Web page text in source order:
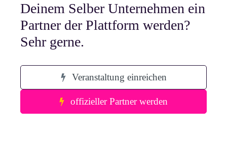
Deinem Selber Unternehmen ein
Partner der Plattform werden?
Sehr gerne.
Veranstaltung einreichen
offizieller Partner werden